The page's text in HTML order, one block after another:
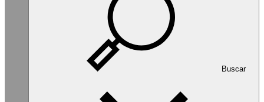
Buscar